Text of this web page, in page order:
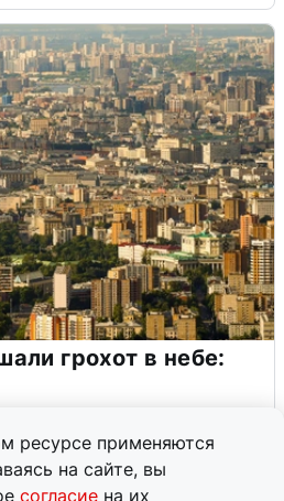
ресурсе применяются
на сайте, вы
согласие на их
грохот в небе: